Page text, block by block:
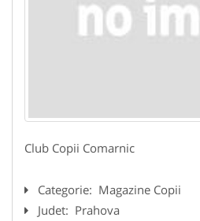
Club Copii Comarnic
Categorie: Magazine Copii
Judet: Prahova